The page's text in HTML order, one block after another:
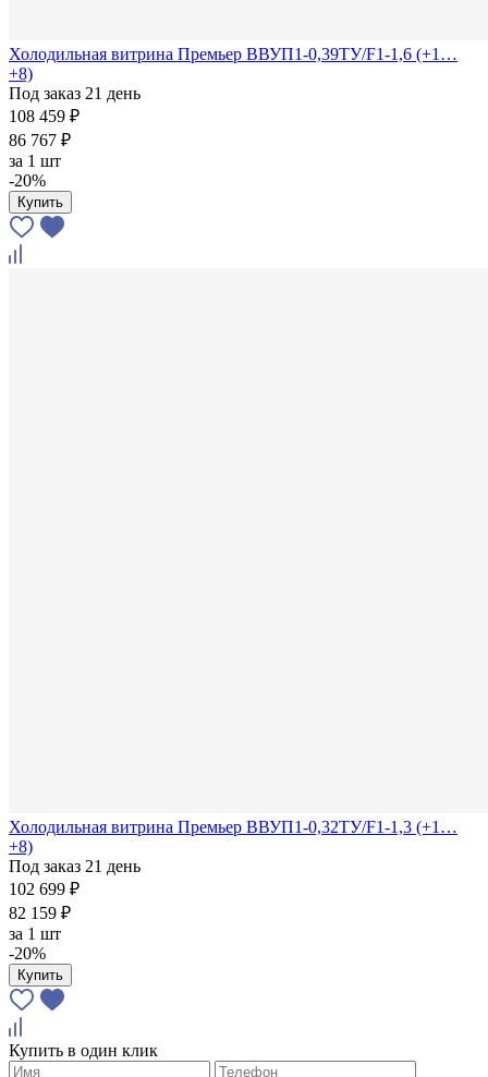
Холодильная витрина Премьер ВВУП1-0,39ТУ/F1-1,6 (+1…
+8)
Под заказ 21 день
108 459 ₽
86 767 ₽
за 1 шт
-20%
Купить
Холодильная витрина Премьер ВВУП1-0,32ТУ/F1-1,3 (+1…
+8)
Под заказ 21 день
102 699 ₽
82 159 ₽
за 1 шт
-20%
Купить
Купить в один клик